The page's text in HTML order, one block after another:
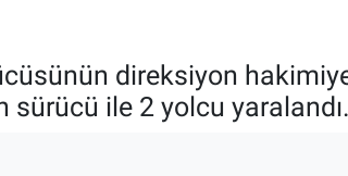
direksiyon
sürücü ile 2 yolcu yaralandı.